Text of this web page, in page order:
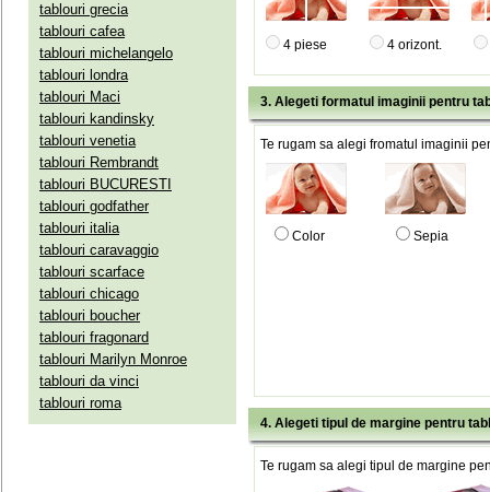
tablouri grecia
tablouri cafea
tablouri michelangelo
tablouri londra
tablouri Maci
tablouri kandinsky
tablouri venetia
tablouri Rembrandt
tablouri BUCURESTI
tablouri godfather
tablouri italia
tablouri caravaggio
tablouri scarface
tablouri chicago
tablouri boucher
tablouri fragonard
tablouri Marilyn Monroe
tablouri da vinci
tablouri roma
4 piese 4 orizont.
3. Alegeti formatul imaginii pentru
Te rugam sa alegi fromatul imaginii
Color Sepia
4. Alegeti tipul de margine pentru
Te rugam sa alegi tipul de margine